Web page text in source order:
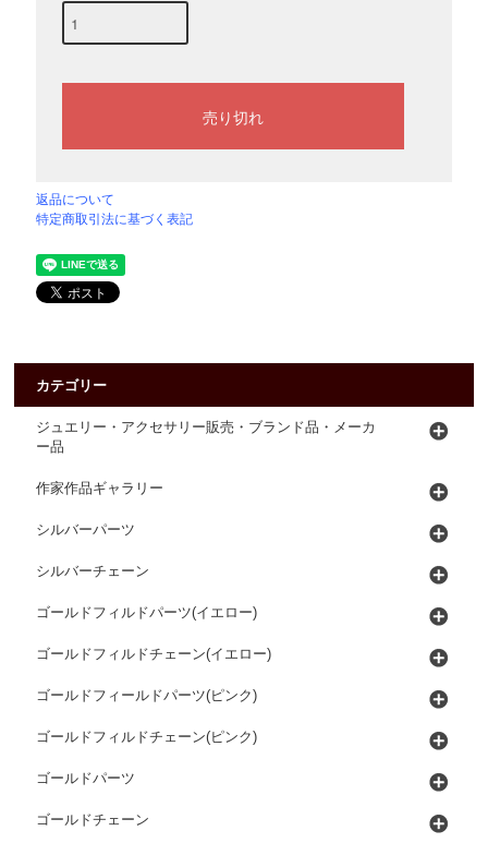
返品について
特定商取引法に基づく表記
カテゴリー
ジュエリー・アクセサリー販売・ブランド品・メーカ
ー品
作家作品ギャラリー
シルバーパーツ
シルバーチェーン
ゴールドフィルドパーツ(イエロー)
ゴールドフィルドチェーン(イエロー)
ゴールドフィールドパーツ(ピンク)
ゴールドフィルドチェーン(ピンク)
ゴールドパーツ
ゴールドチェーン